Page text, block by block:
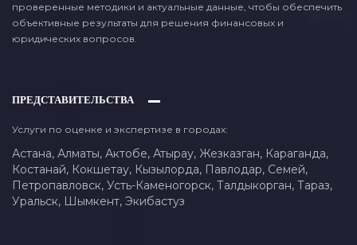
проверенные методики и актуальные данные, чтобы обеспечить
объективные результаты для решения финансовых и
юридических вопросов.
ПРЕДСТАВИТЕЛЬСТВА
Услуги по оценке и экспертизе в городах:
Астана, Алматы, Актобе, Атырау, Жезказган, Караганда,
Костанай, Кокшетау, Кызылорда, Павлодар, Семей,
Петропавловск, Усть-Каменогорск, Талдыкорган, Тараз,
Уральск, Шымкент, Экибастуз